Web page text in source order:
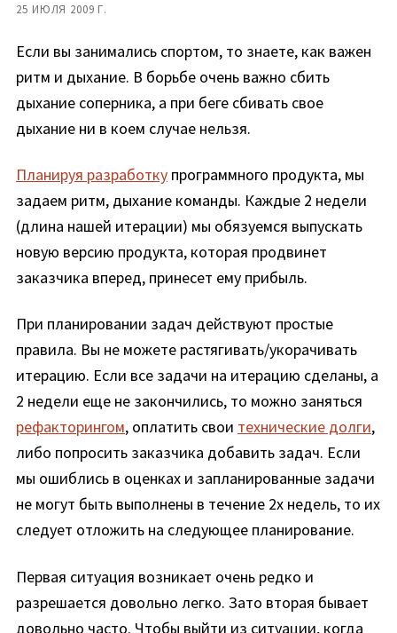
25 ИЮЛЯ 2009 Г.
Если вы занимались спортом, то знаете, как важен
ритм и дыхание. В борьбе очень важно сбить
дыхание соперника, а при беге сбивать свое
дыхание ни в коем случае нельзя.
Планируя разработку программного продукта, мы
задаем ритм, дыхание команды. Каждые 2 недели
(длина нашей итерации) мы обязуемся выпускать
новую версию продукта, которая продвинет
заказчика вперед, принесет ему прибыль.
При планировании задач действуют простые
правила. Вы не можете растягивать/укорачивать
итерацию. Если все задачи на итерацию сделаны, а
2 недели еще не закончились, то можно заняться
рефакторингом, оплатить свои технические долги,
либо попросить заказчика добавить задач. Если
мы ошиблись в оценках и запланированные задачи
не могут быть выполнены в течение 2х недель, то их
следует отложить на следующее планирование.
Первая ситуация возникает очень редко и
разрешается довольно легко. Зато вторая бывает
довольно часто. Чтобы выйти из ситуации, когда